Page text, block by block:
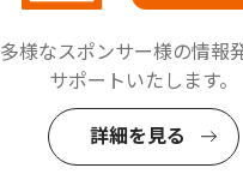
多様なスポンサー様の情報
サポートいたします。
詳細を見る